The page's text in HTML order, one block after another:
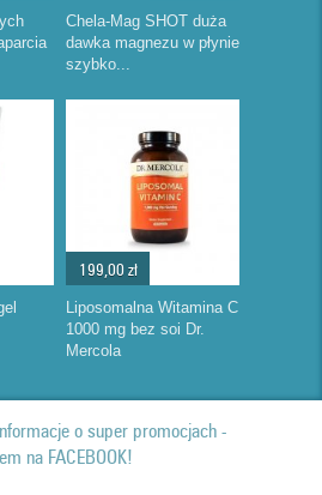
Chela-Mag SHOT duża
dawka magnezu w płynie
szybko...
199,00 zł
Liposomalna Witamina C
1000 mg bez soi Dr.
Mercola
o super promocjach -
na FACEBOOK!